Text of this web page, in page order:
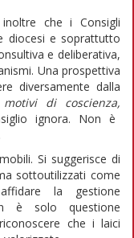
che i Consigli
diocesi e soprattutto
e deliberativa,
Una prospettiva
diversamente dalla
di coscienza,
ignora. Non è
Si suggerisce di
sottoutilizzati come
la gestione
è solo questione
che i laici